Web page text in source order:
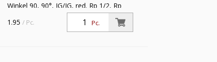
Winkel 90, 90°, IG/IG, red. Rp 1/2, Rp
3/8, Temperguss verzinkt,
Betriebstemperatur -20 °C bis 300 °C,
Pc.
1.95 / Pc.